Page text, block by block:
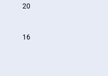
20
16